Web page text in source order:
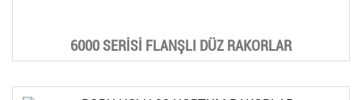
6000 SERİSİ FLANŞLI DÜZ RAKORLAR